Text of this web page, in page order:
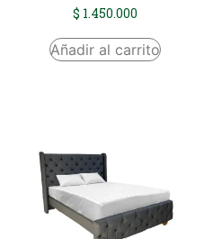
$ 1.450.000
Añadir al carrito